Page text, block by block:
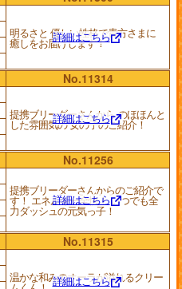
明るさと 優しい性格で貴方さまに
癒しをお届けします！
詳細はこちら
No.11314
提携ブリーダーさんから のほほんと
した雰囲気の 女の子のご紹介！
詳細はこちら
No.11256
提携ブリーダーさんからのご紹介で
す！ エネルギー全快！ いつでも全
力ダッシュの元気っ子！
詳細はこちら
No.11315
温かな和みのオーラが溢れるクリー
詳細はこちら